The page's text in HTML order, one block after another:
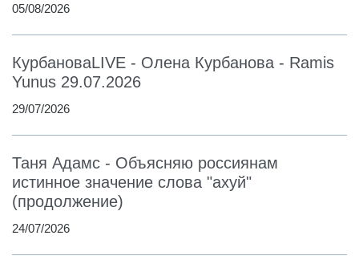
05/08/2026
КурбановаLIVE - Олена Курбанова - Ramis
Yunus 29.07.2026
29/07/2026
Таня Адамс - Объясняю россиянам
истинное значение слова "ахуй"
(продолжение)
24/07/2026